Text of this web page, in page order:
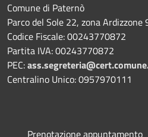
Comune di Paternò
Parco del Sole 22, zona Ardizzone
Codice Fiscale: 00243770872
Partita IVA: 00243770872
PEC:
Centralino Unico: 0957970111
Prenotazione appuntamento